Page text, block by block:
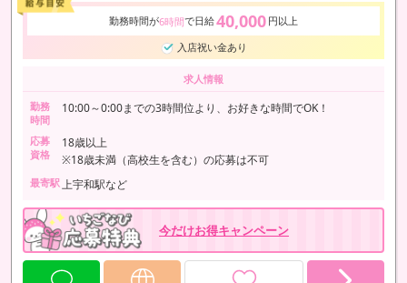
勤務時間が6時間で日給40,000 円以上
入店祝い金あり
求人情報
勤務
時間
10:00～0:00までの3時間位より、お好きな時間でOK！
応募
資格
18歳以上
※18歳未満（高校生を含む）の応募は不可
最寄駅上宇和駅など
今だけお得キャンペーン